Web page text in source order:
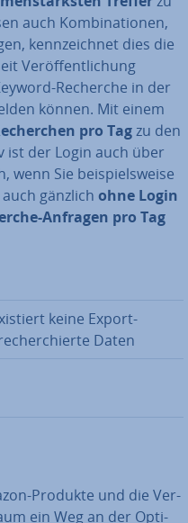
auch Kom­bi­na­tio­nen,
kenn­zeich­net dies die
Ver­öf­fent­li­chung
Recherche in der
können. Mit einem
pro Tagzu den
der Login auch über
wenn Sie bei­spiels­wei­se
gänzlich ohne Login
Anfragen pro Tag
keine Export-
Daten
Produkte und die Ver­
ein Weg an der Op­ti­